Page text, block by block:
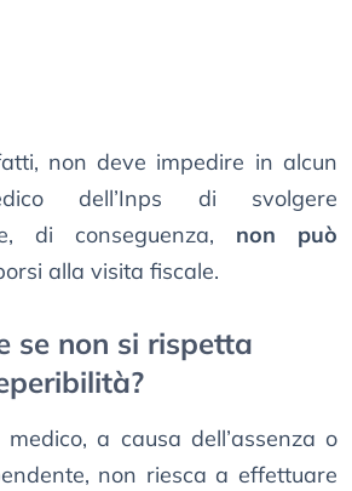
non deve impedire in alcun
dell’Inps di svolgere
di conseguenza, non può
alla visita fiscale.
se non si rispetta
a causa dell’assenza o
non riesca a effettuare